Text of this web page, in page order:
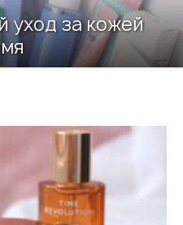
уход за кожей